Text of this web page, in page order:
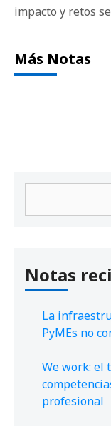
impacto y retos
Más Notas
Notas
La
PyMEs no
We work: el
profesional